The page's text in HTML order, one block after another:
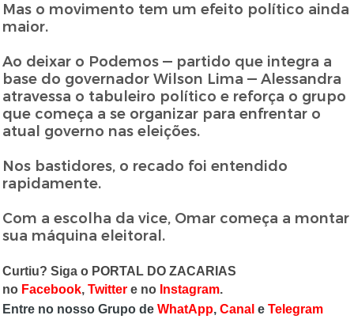
Mas o movimento tem um efeito político ainda
maior.
Ao deixar o Podemos — partido que integra a
base do governador Wilson Lima — Alessandra
atravessa o tabuleiro político e reforça o grupo
que começa a se organizar para enfrentar o
atual governo nas eleições.
Nos bastidores, o recado foi entendido
rapidamente.
Com a escolha da vice, Omar começa a montar
sua máquina eleitoral.
Curtiu? Siga o PORTAL DO ZACARIAS
no Facebook,Twitter e no Instagram.
Entre no nosso Grupo deWhatApp,Canal eTelegram